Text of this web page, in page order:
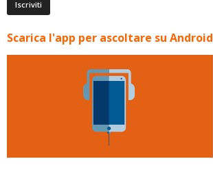
Scarica l'app per ascoltare su Android